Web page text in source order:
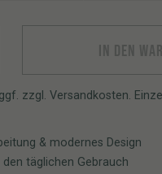
IN DEN
zzgl. Versandkosten.
& modernes Design
täglichen Gebrauch